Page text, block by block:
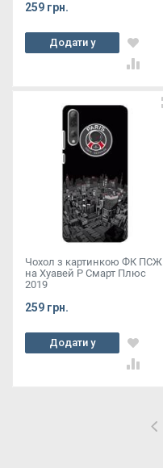
259 грн.
Додати у
кошик
Чохол з картинкою ФК ПСЖ
на Хуавей Р Смарт Плюс
2019
259 грн.
Додати у
кошик